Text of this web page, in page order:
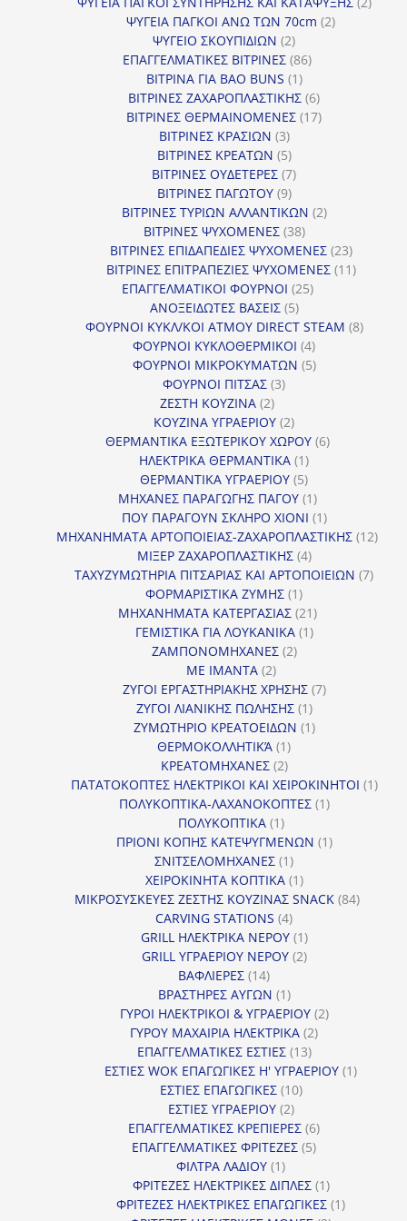
ΨΥΓΕΙΑ ΠΑΓΚΟΙ ΑΝΩ ΤΩΝ 70cm 22
ΨΥΓΕΙΟ ΣΚΟΥΠΙΔΙΩΝ 22
προϊόντα
ΕΠΑΓΓΕΛΜΑΤΙΚΕΣ ΒΙΤΡΙΝΕΣ 8686
ΒΙΤΡΙΝΑ ΓΙΑ BAO BUNS 11
προϊόν
ΒΙΤΡΙΝΕΣ ΖΑΧΑΡΟΠΛΑΣΤΙΚΗΣ 66
προϊόντα
ΒΙΤΡΙΝΕΣ ΘΕΡΜΑΙΝΟΜΕΝΕΣ 1717
ΒΙΤΡΙΝΕΣ ΚΡΑΣΙΩΝ 33
προϊόντα
ΒΙΤΡΙΝΕΣ ΚΡΕΑΤΩΝ 55
προϊόντα
ΒΙΤΡΙΝΕΣ ΟΥΔΕΤΕΡΕΣ 77
ΒΙΤΡΙΝΕΣ ΠΑΓΩΤΟΥ 99
προϊόντα
ΒΙΤΡΙΝΕΣ ΤΥΡΙΩΝ ΑΛΛΑΝΤΙΚΩΝ 22
ΒΙΤΡΙΝΕΣ ΨΥΧΟΜΕΝΕΣ 3838
προϊόντα
ΒΙΤΡΙΝΕΣ ΕΠΙΔΑΠΕΔΙΕΣ ΨΥΧΟΜΕΝΕΣ 2323
προϊόντα
ΒΙΤΡΙΝΕΣ ΕΠΙΤΡΑΠΕΖΙΕΣ ΨΥΧΟΜΕΝΕΣ 1111
ΕΠΑΓΓΕΛΜΑΤΙΚΟΙ ΦΟΥΡΝΟΙ 2525
ΑΝΟΞΕΙΔΩΤΕΣ ΒΑΣΕΙΣ 55
προϊόντα
ΦΟΥΡΝΟΙ ΚΥΚΛ/ΚΟΙ ΑΤΜΟΥ DIRECT STEAM 88
ΦΟΥΡΝΟΙ ΚΥΚΛΟΘΕΡΜΙΚΟΙ 44
προϊόντα
ΦΟΥΡΝΟΙ ΜΙΚΡΟΚΥΜΑΤΩΝ 55
ΦΟΥΡΝΟΙ ΠΙΤΣΑΣ 33
ΖΕΣΤΗ ΚΟΥΖΙΝΑ 22
προϊόντα
ΚΟΥΖΙΝΑ ΥΓΡΑΕΡΙΟΥ 22
προϊόντα
ΘΕΡΜΑΝΤΙΚΑ ΕΞΩΤΕΡΙΚΟΥ ΧΩΡΟΥ 66
ΗΛΕΚΤΡΙΚΑ ΘΕΡΜΑΝΤΙΚΑ 11
προϊόν
ΘΕΡΜΑΝΤΙΚΑ ΥΓΡΑΕΡΙΟΥ 55
προϊόντα
ΜΗΧΑΝΕΣ ΠΑΡΑΓΩΓΗΣ ΠΑΓΟΥ 11
προϊόν
ΠΟΥ ΠΑΡΑΓΟΥΝ ΣΚΛΗΡΟ ΧΙΟΝΙ 11
προϊόν
ΜΗΧΑΝΗΜΑΤΑ ΑΡΤΟΠΟΙΕΙΑΣ-ΖΑΧΑΡΟΠΛΑΣΤΙΚΗΣ 1212
ΜΙΞΕΡ ΖΑΧΑΡΟΠΛΑΣΤΙΚΗΣ 44
προϊόντα
ΤΑΧΥΖΥΜΩΤΗΡΙΑ ΠΙΤΣΑΡΙΑΣ ΚΑΙ ΑΡΤΟΠΟΙΕΙΩΝ 77
ΦΟΡΜΑΡΙΣΤΙΚΑ ΖΥΜΗΣ 11
προϊόν
ΜΗΧΑΝΗΜΑΤΑ ΚΑΤΕΡΓΑΣΙΑΣ 2121
προϊόντα
ΓΕΜΙΣΤΙΚΑ ΓΙΑ ΛΟΥΚΑΝΙΚΑ 11
ΖΑΜΠΟΝΟΜΗΧΑΝΕΣ 22
ΜΕ ΙΜΑΝΤΑ 22
προϊόντα
ΖΥΓΟΙ ΕΡΓΑΣΤΗΡΙΑΚΗΣ ΧΡΗΣΗΣ 77
ΖΥΓΟΙ ΛΙΑΝΙΚΗΣ ΠΩΛΗΣΗΣ 11
προϊόν
ΖΥΜΩΤΗΡΙΟ ΚΡΕΑΤΟΕΙΔΩΝ 11
ΘΕΡΜΟΚΟΛΛΗΤΙΚΆ 11
προϊόν
ΚΡΕΑΤΟΜΗΧΑΝΕΣ 22
προϊόντα
ΠΑΤΑΤΟΚΟΠΤΕΣ ΗΛΕΚΤΡΙΚΟΙ ΚΑΙ ΧΕΙΡΟΚΙΝΗΤΟΙ 11
ΠΟΛΥΚΟΠΤΙΚΑ-ΛΑΧΑΝΟΚΟΠΤΕΣ 11
ΠΟΛΥΚΟΠΤΙΚΑ 11
προϊόν
ΠΡΙΟΝΙ ΚΟΠΗΣ ΚΑΤΕΨΥΓΜΕΝΩΝ 11
ΣΝΙΤΣΕΛΟΜΗΧΑΝΕΣ 11
προϊόν
ΧΕΙΡΟΚΙΝΗΤΑ ΚΟΠΤΙΚΑ 11
προϊόν
ΜΙΚΡΟΣΥΣΚΕΥΕΣ ΖΕΣΤΗΣ ΚΟΥΖΙΝΑΣ SNACK 8484
CARVING STATIONS 44
προϊόντα
GRILL ΗΛΕΚΤΡΙΚΑ ΝΕΡΟΥ 11
προϊόν
GRILL ΥΓΡΑΕΡΙΟΥ ΝΕΡΟΥ 22
ΒΑΦΛΙΕΡΕΣ 1414
προϊόντα
ΒΡΑΣΤΗΡΕΣ ΑΥΓΩΝ 11
προϊόν
ΓΥΡΟΙ ΗΛΕΚΤΡΙΚΟΙ & ΥΓΡΑΕΡΙΟΥ 22
ΓΥΡΟΥ ΜΑΧΑΙΡΙΑ ΗΛΕΚΤΡΙΚΑ 22
ΕΠΑΓΓΕΛΜΑΤΙΚΕΣ ΕΣΤΙΕΣ 1313
προϊόντα
ΕΣΤΙΕΣ WOK ΕΠΑΓΩΓΙΚΕΣ Η' ΥΓΡΑΕΡΙΟΥ 11
ΕΣΤΙΕΣ ΕΠΑΓΩΓΙΚΕΣ 1010
ΕΣΤΙΕΣ ΥΓΡΑΕΡΙΟΥ 22
προϊόντα
ΕΠΑΓΓΕΛΜΑΤΙΚΕΣ ΚΡΕΠΙΕΡΕΣ 66
προϊόντα
ΕΠΑΓΓΕΛΜΑΤΙΚΕΣ ΦΡΙΤΕΖΕΣ 55
ΦΙΛΤΡΑ ΛΑΔΙΟΥ 11
προϊόν
ΦΡΙΤΕΖΕΣ ΗΛΕΚΤΡΙΚΕΣ ΔΙΠΛΕΣ 11
προϊόν
ΦΡΙΤΕΖΕΣ ΗΛΕΚΤΡΙΚΕΣ ΕΠΑΓΩΓΙΚΕΣ 11